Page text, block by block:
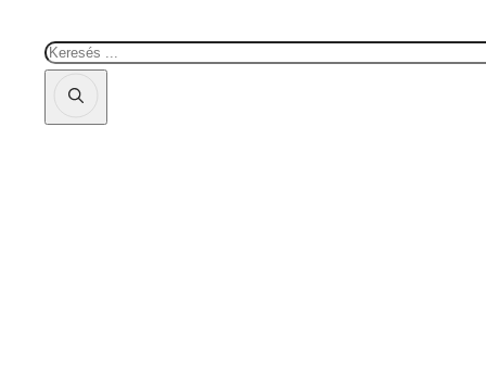
Keresés